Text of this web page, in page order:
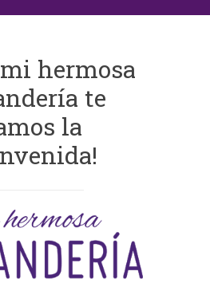
hermosa
te
la